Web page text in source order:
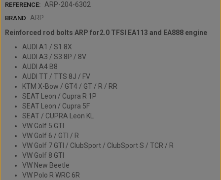
REFERENCE: ARP-204-6302
BRAND ARP
Reinforced rod bolts ARP for2.0 TFSI EA113 and EA888 engine
AUDI A1 / S1 8X
AUDI A3 / S3 8P / 8V
AUDI A4 B8
AUDI TT / TTS 8J / FV
KTM X-Bow / GT4 / GT / R / RR
SEAT Leon / Cupra R 1P
SEAT Leon / Cupra 5F
SEAT / CUPRA Leon KL
VW Golf 5 GTI
VW Golf 6 / GTI / R
VW Golf 7 GTI / ClubSport / ClubSport S / TCR / R
VW Golf 8 GTI
VW New Beetle
VW Polo R WRC 6R